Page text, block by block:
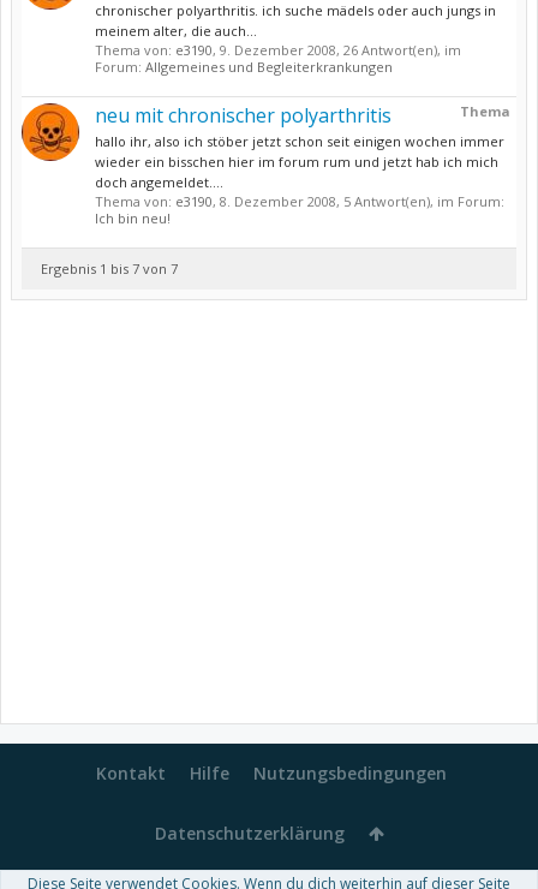
chronischer polyarthritis. ich suche mädels oder auch jungs in
meinem alter, die auch...
Thema von: e3190, 9. Dezember 2008, 26 Antwort(en), im
Forum: Allgemeines und Begleiterkrankungen
Thema
neu mit chronischer polyarthritis
hallo ihr, also ich stöber jetzt schon seit einigen wochen immer
wieder ein bisschen hier im forum rum und jetzt hab ich mich
doch angemeldet....
Thema von: e3190, 8. Dezember 2008, 5 Antwort(en), im Forum:
Ich bin neu!
Ergebnis 1 bis 7 von 7
Kontakt Hilfe Nutzungsbedingungen
Datenschutzerklärung
Diese Seite verwendet Cookies. Wenn du dich weiterhin auf dieser Seite